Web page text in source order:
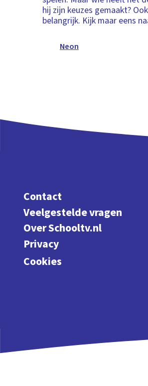
hij zijn keuzes gemaakt?
belangrijk. Kijk maar eens
Neon
Contact
Veelgestelde vragen
Over Schooltv.nl
Privacy
Cookies